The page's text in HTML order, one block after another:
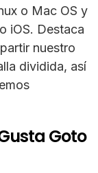
o Mac OS y
iOS. Destaca
nuestro
dividida, así
Goto